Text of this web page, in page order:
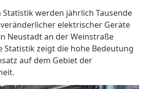
werden jährlich Tausende
elektrischer Geräte
Neustadt an der Weinstraße
Statistik zeigt die hohe Bedeutung
auf dem Gebiet der